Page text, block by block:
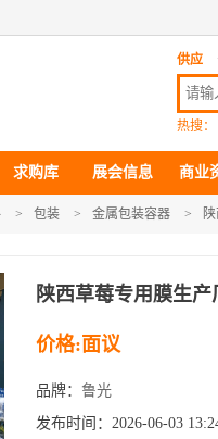
供应
热搜：
求购库 展会信息 商业
> 包装 > 金属包装容器 >
陕西草莓专用膜生产
价格:面议
品牌： 鲁光
发布时间：2026-06-03